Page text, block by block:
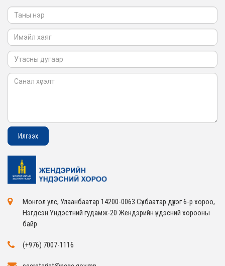
Монгол улс, Улаанбаатар 14200-0063 Сүхбаатар дүүрэг 6-р хороо,
Нэгдсэн Үндэстний гудамж-20 Жендэрийн үндэсний хорооны
байр
(+976) 7007-1116